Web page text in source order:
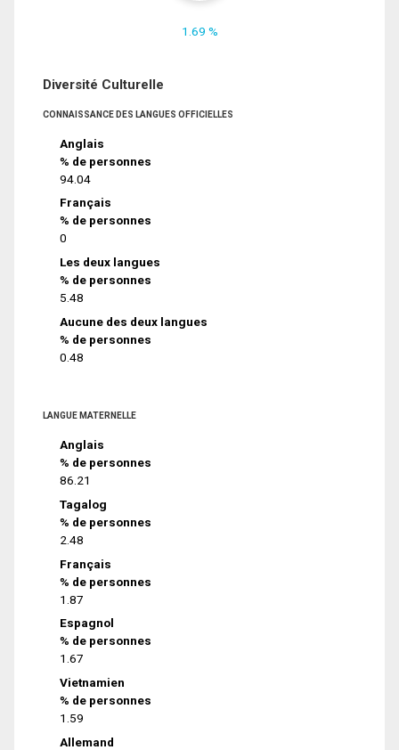
1.69 %
Diversité Culturelle
CONNAISSANCE DES LANGUES OFFICIELLES
Anglais
% de personnes
94.04
Français
% de personnes
0
Les deux langues
% de personnes
5.48
Aucune des deux langues
% de personnes
0.48
LANGUE MATERNELLE
Anglais
% de personnes
86.21
Tagalog
% de personnes
2.48
Français
% de personnes
1.87
Espagnol
% de personnes
1.67
Vietnamien
% de personnes
1.59
Allemand